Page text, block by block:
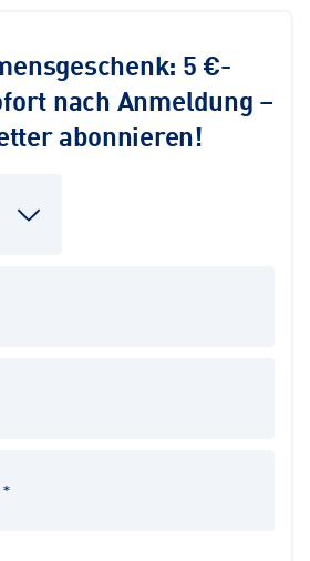
5 €-
nach Anmeldung –
abonnieren!